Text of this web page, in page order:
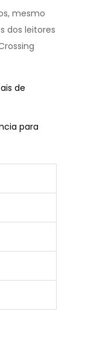
mesmo
dos leitores
de
para